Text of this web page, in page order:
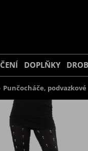
DOPLŇKY
Punčocháče, podvazkové